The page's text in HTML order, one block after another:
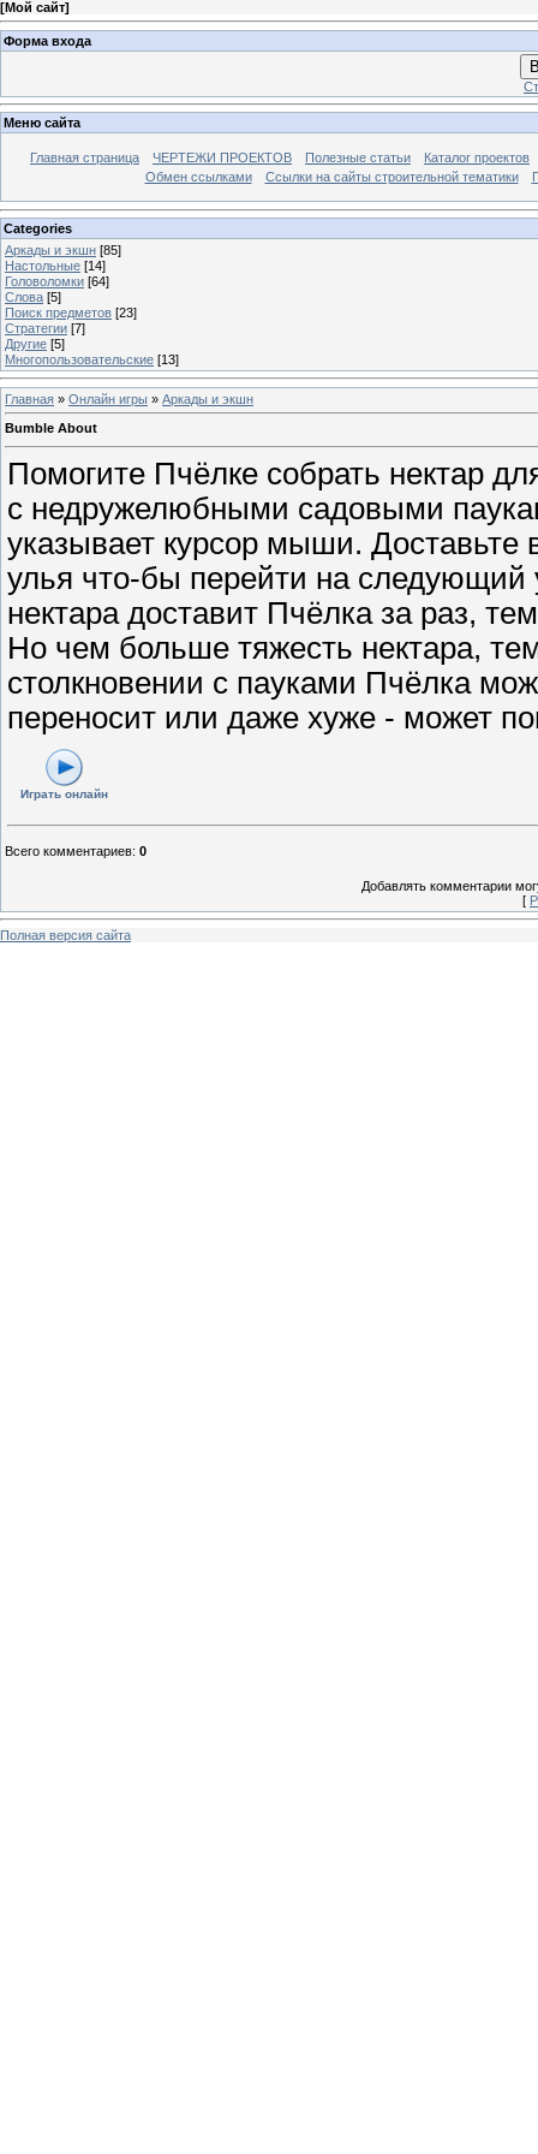
[Мой сайт]
Форма входа
Меню сайта
Главная страница ЧЕРТЕЖИ ПРОЕКТОВ Полезные статьи
Каталог проектов
Обмен ссылками
Ссылки на сайты строительной тематики
Categories
Аркады и экшн [85]
Настольные [14]
Головоломки [64]
Слова [5]
Поиск предметов [23]
Стратегии [7]
Другие [5]
Многопользовательские [13]
Главная » Онлайн игры » Аркады и экшн
Bumble About
Помогите Пчёлке собрать нектар
с недружелюбными садовыми
указывает курсор мыши. Доставьте
улья что-бы перейти на
нектара доставит Пчёлка за раз,
Но чем больше тяжесть нектара,
столкновении с пауками Пчёлка
переносит или даже хуже - может
Играть онлайн
Всего комментариев: 0
Добавлять комментарии
[
Полная версия сайта